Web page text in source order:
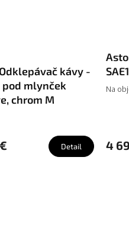
kávy -
pod mlynček
chrom M
Detail
SAE1
Na
4